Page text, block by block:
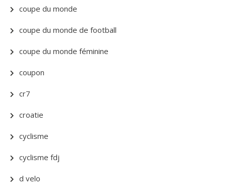
coupe du monde
coupe du monde de football
coupe du monde féminine
coupon
cr7
croatie
cyclisme
cyclisme fdj
d velo